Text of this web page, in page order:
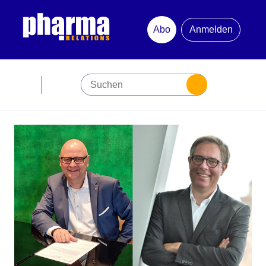
Abo
Anmelden
Premiumpartner
Jubiläum
Newsletter
Mediadaten